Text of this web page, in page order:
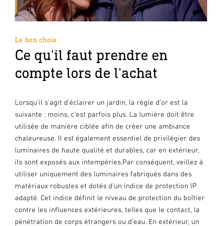
Le bon choix
Ce qu'il faut prendre en
compte lors de l'achat
Lorsqu’il s’agit d’éclairer un jardin, la règle d’or est la
suivante : moins, c’est parfois plus. La lumière doit être
utilisée de manière ciblée afin de créer une ambiance
chaleureuse. Il est également essentiel de privilégier des
luminaires de haute qualité et durables, car en extérieur,
ils sont exposés aux intempéries.Par conséquent, veillez à
utiliser uniquement des luminaires fabriqués dans des
matériaux robustes et dotés d’un indice de protection IP
adapté. Cet indice définit le niveau de protection du boîtier
contre les influences extérieures, telles que le contact, la
pénétration de corps étrangers ou d’eau. En extérieur, un